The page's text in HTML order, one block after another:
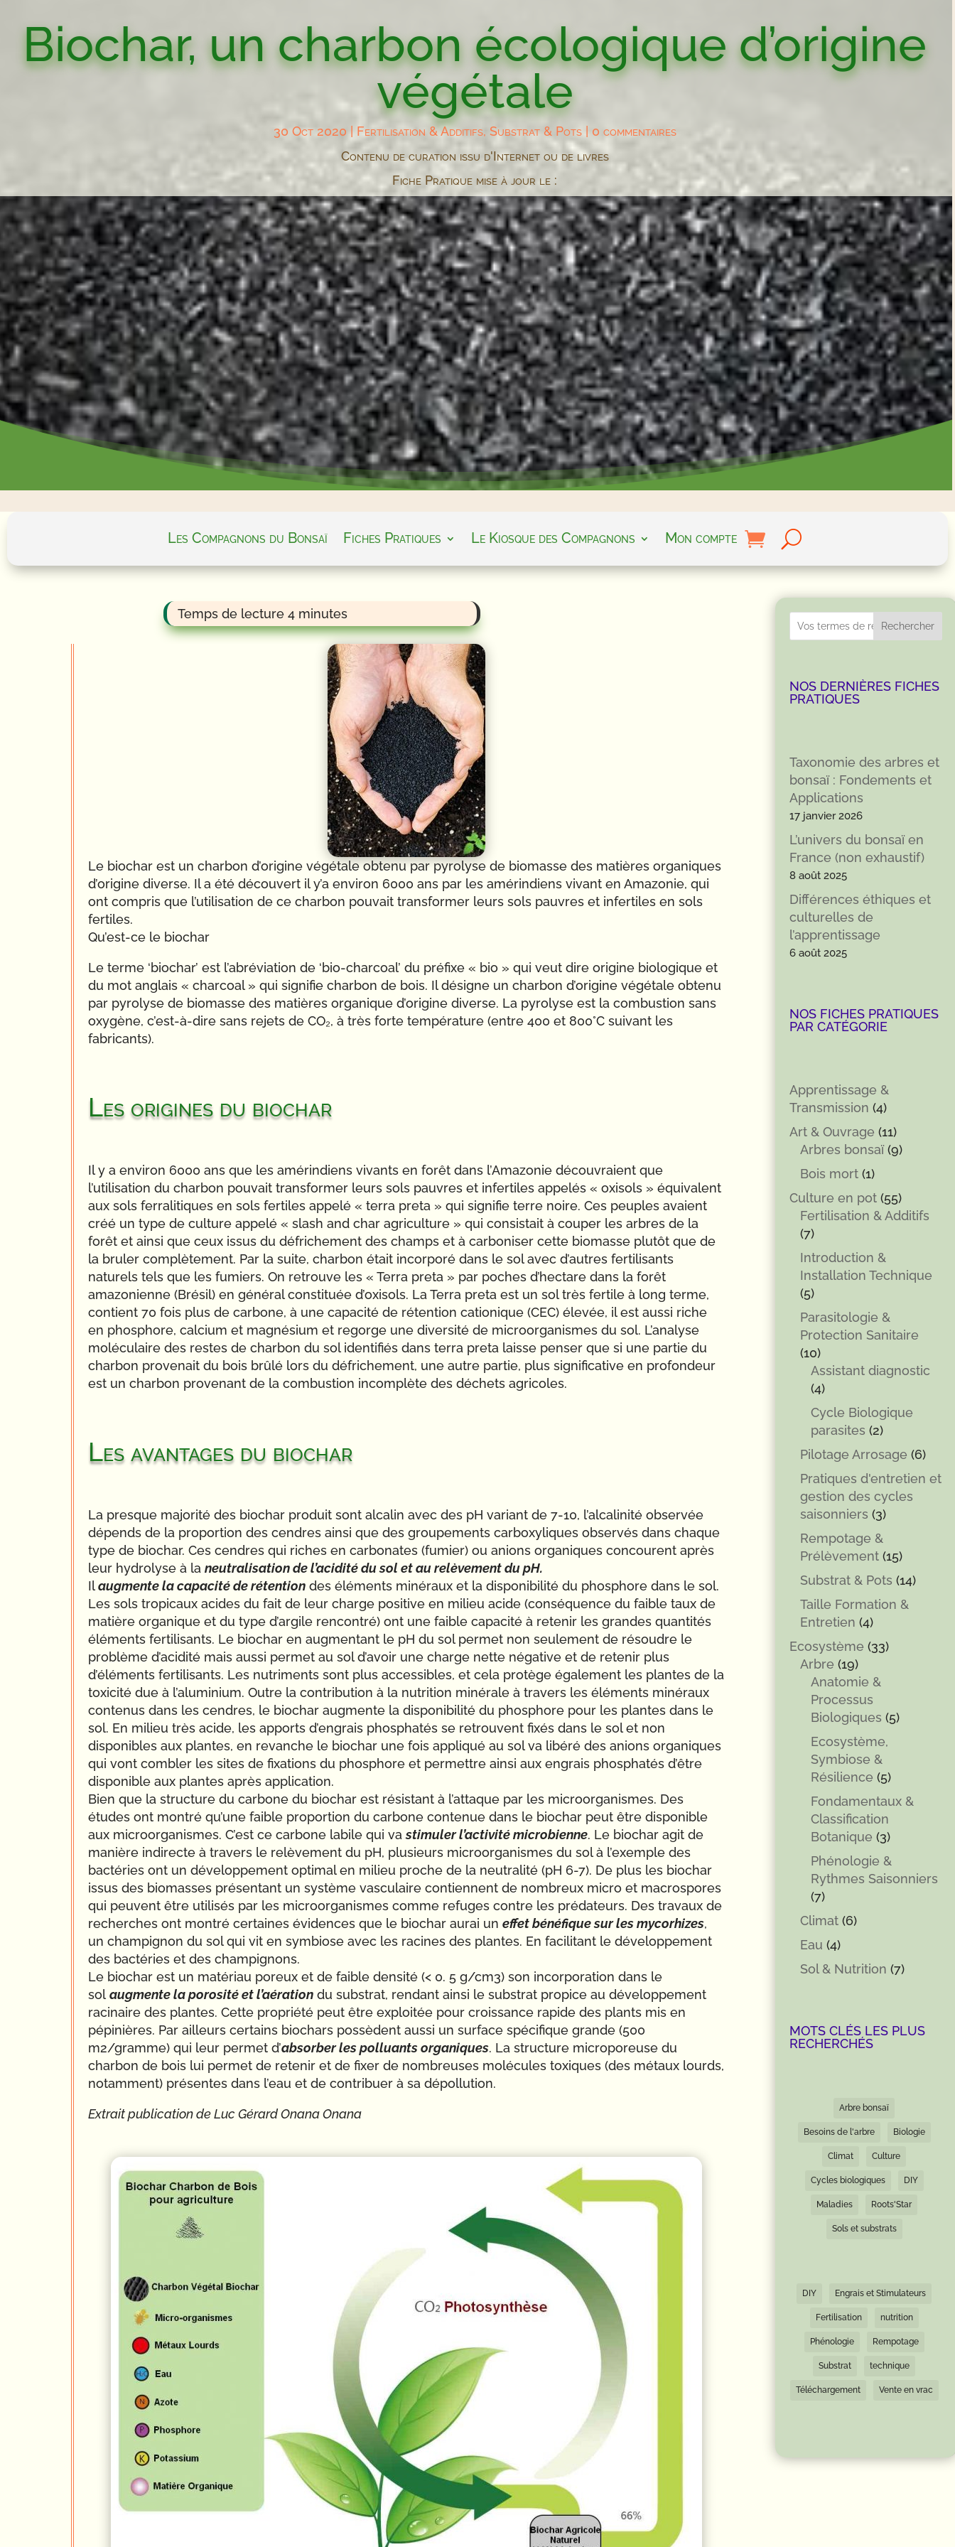
Biochar, un charbon écologique d’origine
végétale
30 Oct 2020 Fertilisation & Additifs, Substrat & Pots| 0 commentaires
Contenu de curation issu d'Internet ou de livres
Fiche Pratique mise à jour le :
Les Compagnons du Bonsaï Fiches Pratiques Le Kiosque des Compagnons Mon compte
Le biochar est un charbon d’origine végétale obtenu par pyrolyse de biomasse des matières organiques
d’origine diverse. Il a été découvert il y’a environ 6000 ans par les amérindiens vivant en Amazonie, qui
ont compris que l’utilisation de ce charbon pouvait transformer leurs sols pauvres et infertiles en sols
fertiles.
Qu’est-ce le biochar
Le terme ‘biochar’ est l’abréviation de ‘bio-charcoal’ du préfixe « bio » qui veut dire origine biologique et
du mot anglais « charcoal » qui signifie charbon de bois. Il désigne un charbon d’origine végétale obtenu
par pyrolyse de biomasse des matières organique d’origine diverse. La pyrolyse est la combustion sans
oxygène, c’est-à-dire sans rejets de CO₂, à très forte température (entre 400 et 800°C suivant les
fabricants).
Les origines du biochar
Il y a environ 6000 ans que les amérindiens vivants en forêt dans l’Amazonie découvraient que
l’utilisation du charbon pouvait transformer leurs sols pauvres et infertiles appelés « oxisols » équivalent
aux sols ferralitiques en sols fertiles appelé « terra preta » qui signifie terre noire. Ces peuples avaient
créé un type de culture appelé « slash and char agriculture » qui consistait à couper les arbres de la
forêt et ainsi que ceux issus du défrichement des champs et à carboniser cette biomasse plutôt que de
la bruler complètement. Par la suite, charbon était incorporé dans le sol avec d’autres fertilisants
naturels tels que les fumiers. On retrouve les « Terra preta » par poches d’hectare dans la forêt
amazonienne (Brésil) en général constituée d’oxisols. La Terra preta est un sol très fertile à long terme,
contient 70 fois plus de carbone, à une capacité de rétention cationique (CEC) élevée, il est aussi riche
en phosphore, calcium et magnésium et regorge une diversité de microorganismes du sol. L’analyse
moléculaire des restes de charbon du sol identifiés dans terra preta laisse penser que si une partie du
charbon provenait du bois brûlé lors du défrichement, une autre partie, plus significative en profondeur
est un charbon provenant de la combustion incomplète des déchets agricoles.
Les avantages du biochar
La presque majorité des biochar produit sont alcalin avec des pH variant de 7-10, l’alcalinité observée
dépends de la proportion des cendres ainsi que des groupements carboxyliques observés dans chaque
type de biochar. Ces cendres qui riches en carbonates (fumier) ou anions organiques concourent après
leur hydrolyse à la neutralisation de l’acidité du sol et au relèvement du pH.
Ilaugmente la capacité de rétention des éléments minéraux et la disponibilité du phosphore dans le sol.
Les sols tropicaux acides du fait de leur charge positive en milieu acide (conséquence du faible taux de
matière organique et du type d’argile rencontré) ont une faible capacité à retenir les grandes quantités
éléments fertilisants. Le biochar en augmentant le pH du sol permet non seulement de résoudre le
problème d’acidité mais aussi permet au sol d’avoir une charge nette négative et de retenir plus
d’éléments fertilisants. Les nutriments sont plus accessibles, et cela protège également les plantes de la
toxicité due à l’aluminium. Outre la contribution à la nutrition minérale à travers les éléments minéraux
contenus dans les cendres, le biochar augmente la disponibilité du phosphore pour les plantes dans le
sol. En milieu très acide, les apports d’engrais phosphatés se retrouvent fixés dans le sol et non
disponibles aux plantes, en revanche le biochar une fois appliqué au sol va libéré des anions organiques
qui vont combler les sites de fixations du phosphore et permettre ainsi aux engrais phosphatés d’être
disponible aux plantes après application.
Bien que la structure du carbone du biochar est résistant à l’attaque par les microorganismes. Des
études ont montré qu’une faible proportion du carbone contenue dans le biochar peut être disponible
aux microorganismes. C’est ce carbone labile qui vastimuler l’activité microbienne. Le biochar agit de
manière indirecte à travers le relèvement du pH, plusieurs microorganismes du sol à l’exemple des
bactéries ont un développement optimal en milieu proche de la neutralité (pH 6-7). De plus les biochar
issus des biomasses présentant un système vasculaire contiennent de nombreux micro et macrospores
qui peuvent être utilisés par les microorganismes comme refuges contre les prédateurs. Des travaux de
recherches ont montré certaines évidences que le biochar aurai un effet bénéfique sur les mycorhizes,
un champignon du sol qui vit en symbiose avec les racines des plantes. En facilitant le développement
des bactéries et des champignons.
Le biochar est un matériau poreux et de faible densité (< 0. 5 g/cm3) son incorporation dans le
sol augmente la porosité et l’aération du substrat, rendant ainsi le substrat propice au développement
racinaire des plantes. Cette propriété peut être exploitée pour croissance rapide des plants mis en
pépinières. Par ailleurs certains biochars possèdent aussi un surface spécifique grande (500
m2/gramme) qui leur permet d’absorber les polluants organiques. La structure microporeuse du
charbon de bois lui permet de retenir et de fixer de nombreuses molécules toxiques (des métaux lourds,
notamment) présentes dans l’eau et de contribuer à sa dépollution.
Extrait publication de Luc Gérard Onana Onana
Rechercher
NOS DERNIÈRES FICHES
PRATIQUES
Taxonomie des arbres et
bonsaï : Fondements et
Applications
17 janvier 2026
L’univers du bonsaï en
France (non exhaustif)
8 août 2025
Différences éthiques et
culturelles de
l’apprentissage
6 août 2025
NOS FICHES PRATIQUES
PAR CATÉGORIE
Apprentissage &
Transmission (4)
Art & Ouvrage (11)
Arbres bonsaï(9)
Bois mort (1)
Culture en pot (55)
Fertilisation & Additifs
(7)
Introduction &
Installation Technique
(5)
Parasitologie &
Protection Sanitaire
(10)
Assistant diagnostic
(4)
Cycle Biologique
parasites (2)
Pilotage Arrosage (6)
Pratiques d'entretien et
gestion des cycles
saisonniers (3)
Rempotage &
Prélèvement (15)
Substrat & Pots (14)
Taille Formation &
Entretien (4)
Ecosystème (33)
Arbre (19)
Anatomie &
Processus
Biologiques (5)
Ecosystème,
Symbiose &
Résilience (5)
Fondamentaux &
Classification
Botanique (3)
Phénologie &
Rythmes Saisonniers
(7)
Climat (6)
Eau (4)
Sol & Nutrition (7)
MOTS CLÉS LES PLUS
RECHERCHÉS
Arbre bonsaï
Besoins de l'arbre Biologie
Climat Culture
Cycles biologiques DIY
Maladies Roots'Star
Sols et substrats
DIY Engrais et Stimulateurs
Fertilisation nutrition
Phénologie Rempotage
Substrat technique
Téléchargement Vente en vrac